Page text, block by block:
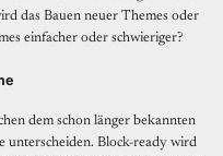
das Bauen neuer Themes oder
einfacher oder schwieriger?
dem schon länger bekannten
unterscheiden. Block-ready wird